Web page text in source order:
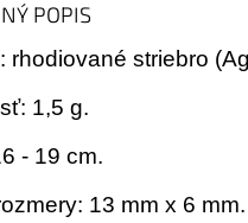
POPIS
rhodiované striebro
1,5 g.
- 19 cm.
13 mm x 6 mm.